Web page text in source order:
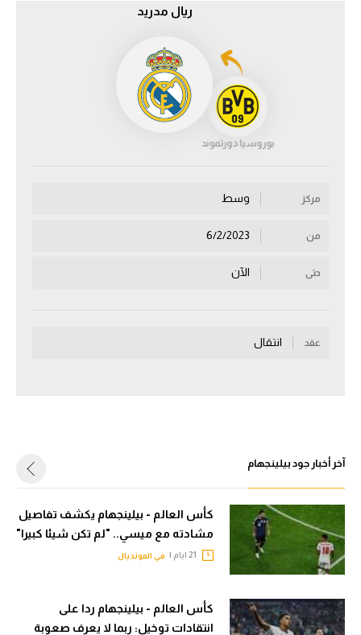
الكرة الإفريقية
منتخب مصر
سعودي في الجول
كرة السلة الأمريكية
كرة سلة
كرة يد
كرة طائرة
في المونديال
ريال مدريد
بوروسيا دورتموند
مركز وسط
من
حتى الآن
عقد انتقال
آخر أخبار جود بيلينجهام
كأس العالم - بيلينجهام يكشف تفاصيل
مشادته مع ميسي.. "لم تكن شيئا كبيرا"
في المونديال
كأس العالم - بيلينجهام ردا على
انتقادات توخيل: ربما لا يعرف صعوبة